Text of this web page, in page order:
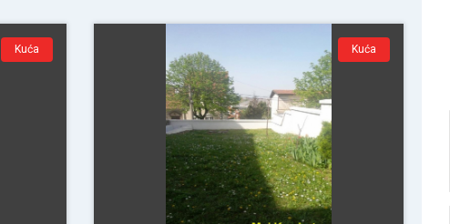
Kuća Kuća